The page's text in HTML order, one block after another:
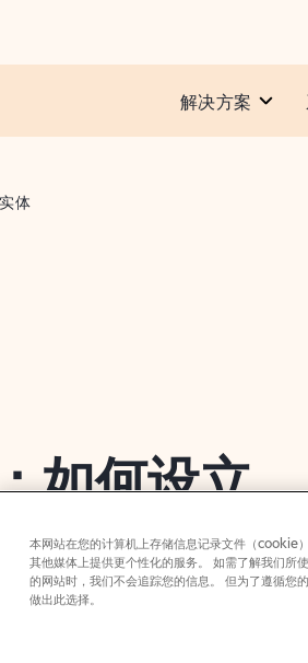
解决方案
体
如何设立
本网站在您的计算机上存储信息记录文件（cookie
其他媒体上提供更个性化的服务。 如需了解我们所
的网站时，我们不会追踪您的信息。 但为了遵循您
做出此选择。